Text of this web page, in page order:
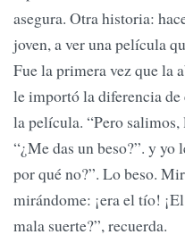
asegura. Otra historia:
joven, a ver una película
Fue la primera vez que la
le importó la diferencia de
la película. “Pero
“¿Me das un beso?”. y
por qué no?”. Lo beso.
mirándome: ¡era el tío!
mala suerte?”, recuerda.